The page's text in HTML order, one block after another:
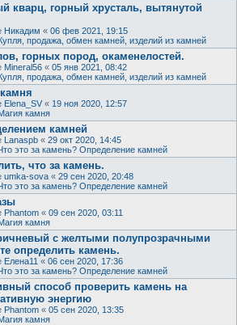
кварц, горный хрусталь, вытянутой
Никадим « 06 фев 2021, 19:15
продажа, обмен камней, изделий из камней
горных пород, окаменелостей.
Mineral56 « 05 янв 2021, 08:42
продажа, обмен камней, изделий из камней
Elena_SV « 19 ноя 2020, 12:57
камня
камней
Lanaspb « 29 окт 2020, 14:45
это за камень? Определение камней
что за камень.
umka-sova « 29 сен 2020, 20:48
это за камень? Определение камней
Phantom « 09 сен 2020, 03:11
камня
с желтыми полупрозрачными
определить камень.
Елена11 « 06 сен 2020, 17:36
это за камень? Определение камней
способ проверить камень на
энергию
Phantom « 05 сен 2020, 13:35
камня